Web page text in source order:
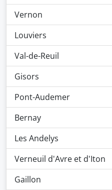
Vernon
Louviers
Val-de-Reuil
Gisors
Pont-Audemer
Bernay
Les Andelys
Verneuil d'Avre et d'Iton
Gaillon